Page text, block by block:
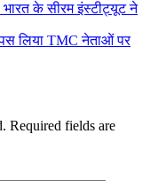
भारत के सीरम इंस्टीट्यूट ने
लिया TMC नेताओं पर
Required fields are